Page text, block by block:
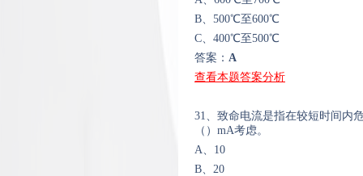
B、500℃至600℃
C、400℃至500℃
答案： A
查看本题答案分析
31、致命电流是指在较短时间内
（）mA考虑。
A、10
B、20